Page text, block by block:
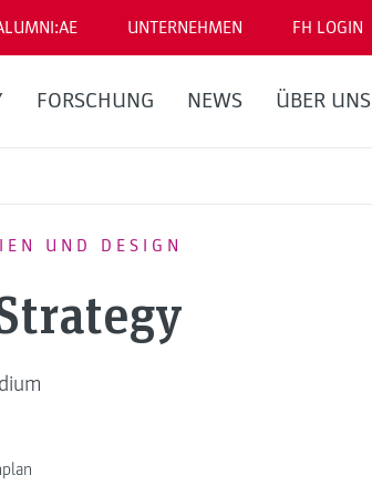
UNTERNEHMEN FH LOGIN
FORSCHUNG NEWS ÜBER UNS
UND DESIGN